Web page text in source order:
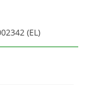
(EL)